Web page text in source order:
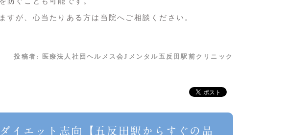
すが、心当たりある方は当院へご相談ください。
投稿者: 医療法人社団ヘルメス会Jメンタル五反田駅前クリニック
イエット志向【五反田駅からすぐの品